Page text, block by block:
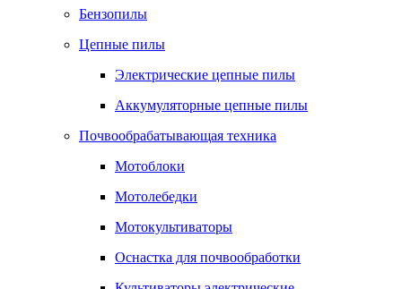
Бензопилы
Цепные пилы
Электрические цепные пилы
Аккумуляторные цепные пилы
Почвообрабатывающая техника
Мотоблоки
Мотолебедки
Мотокультиваторы
Оснастка для почвообработки